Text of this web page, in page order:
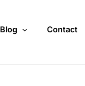
Blog Contact